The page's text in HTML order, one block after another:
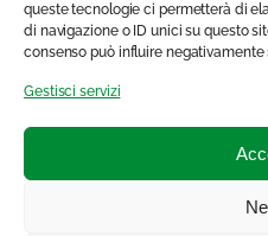
queste tecnologie ci permetterà di
di navigazione o ID unici su questo
consenso può influire
Gestisci servizi